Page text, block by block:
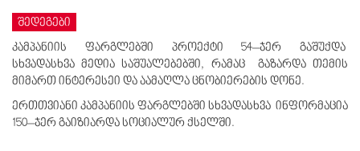
შედეგები
კამპანიის ფარგლებში პროექტი 54–ჯერ გაშუქდა
სხვადასხვა მედია საშუალებებში, რამაც გაზარდა თემის
მიმართ ინტერესეი და აამაღლა ცნობიერების დონე.
ერთთვიანი კამპანიის ფარგლებში სხვადასხვა ინფორმაცია
150–ჯერ გაიზიარდა სოციალურ ქსელში.